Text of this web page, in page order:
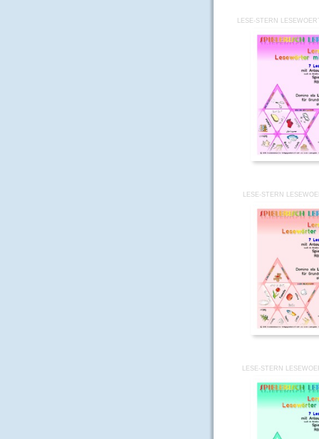
LESE-STERN
LESE-STERN
LESE-STERN